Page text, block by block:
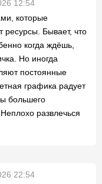
12:54
которые
ресурсы. Бывает, что
когда ждёшь,
Но иногда
постоянные
графика радует
большего
развлечься
22:54